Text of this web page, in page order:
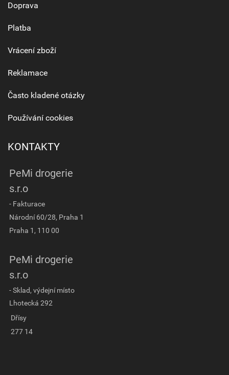
Doprava
Platba
Vrácení zboží
Reklamace
Často kladené otázky
Používání cookies
KONTAKTY
PeMi drogerie
s.r.o
- Fakturace
Národní 60/28, Praha 1
Praha 1, 110 00
PeMi drogerie
s.r.o
- Sklad, výdejní místo
Lhotecká 292
Dřísy
277 14